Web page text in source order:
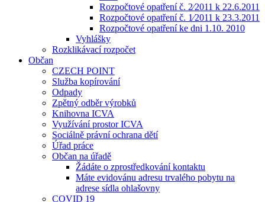
Rozpočtové opatření č. 2⁄2011 k 22.6.2011
Rozpočtové opatření č. 1⁄2011 k 23.3.2011
Rozpočtové opatření ke dni 1.10. 2010
Vyhlášky
Rozklikávací rozpočet
Občan
CZECH POINT
Služba kopírování
Odpady
Zpětný odběr výrobků
Knihovna ICVA
Využívání prostor ICVA
Sociálně právní ochrana dětí
Úřad práce
Občan na úřadě
Žádáte o zprostředkování kontaktu
Máte evidovánu adresu trvalého pobytu na
adrese sídla ohlašovny
COVID 19